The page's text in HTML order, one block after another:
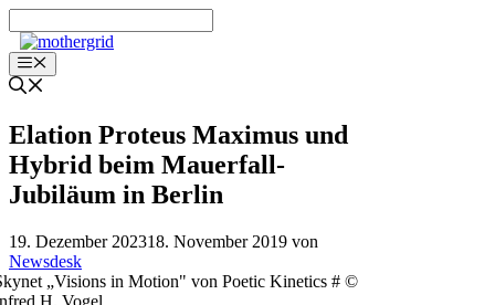
Inhalt
springenMenü
Elation Proteus Maximus und
Hybrid beim Mauerfall-
Jubiläum in Berlin
19. Dezember 202318. November 2019 von
Newsdesk